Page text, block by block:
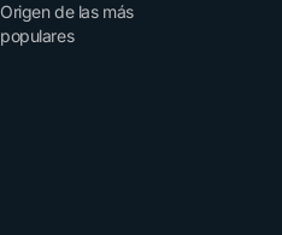
Origen de las más
populares